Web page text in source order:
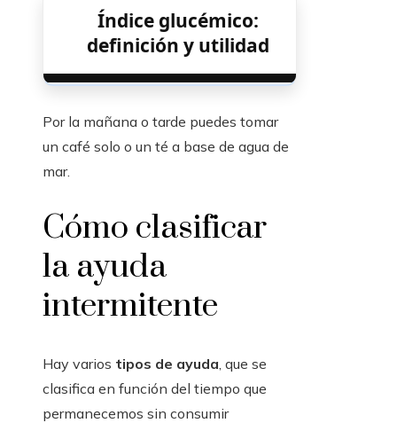
Índice glucémico:
definición y utilidad
Por la mañana o tarde puedes tomar
un café solo o un té a base de agua de
mar.
Cómo clasificar
la ayuda
intermitente
Hay varios tipos de ayuda , que se
clasifica en función del tiempo que
permanecemos sin consumir